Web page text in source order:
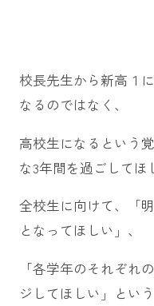
校長先生から新高１
なるのではなく、
高校生になるという
な3年間を過ごしてほ
全校生に向けて、「
となってほしい」、
「各学年のそれぞれ
ジしてほしい」という